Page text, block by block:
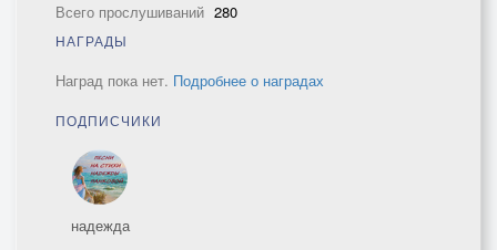
Всего прослушиваний 280
НАГРАДЫ
Наград пока нет. Подробнее о наградах
ПОДПИСЧИКИ
надежда